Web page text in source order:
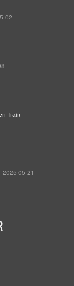
02
Train
2025-05-21